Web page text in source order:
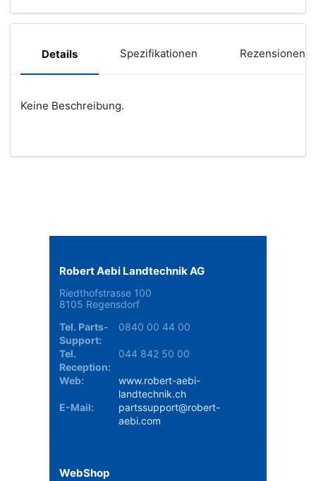
Details Spezifikationen Rezensionen
Keine Beschreibung.
Robert Aebi Landtechnik AG
Riedthofstrasse 100
8105 Regensdorf
Tel. Parts-
Support:
0840 00 44 00
Tel.
Reception:
044 842 50 00
Web:
www.robert-aebi-
landtechnik.ch
E-Mail:
partssupport@robert-
aebi.com
WebShop